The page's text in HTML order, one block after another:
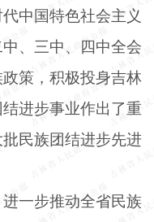
中国特色社会主义
、三中、四中全会
策，积极投身吉林
进步事业作出了重
民族团结进步先进
一步推动全省民族